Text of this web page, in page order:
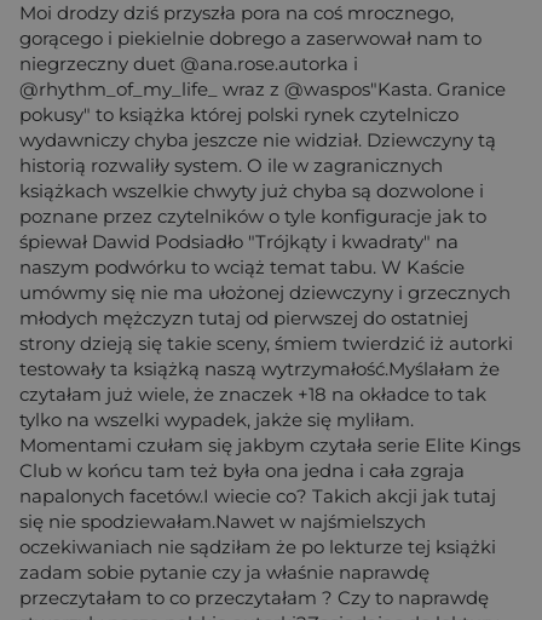
Moi drodzy dziś przyszła pora na coś mrocznego,
gorącego i piekielnie dobrego a zaserwował nam to
niegrzeczny duet @ana.rose.autorka i
@rhythm_of_my_life_ wraz z @waspos"Kasta. Granice
pokusy" to książka której polski rynek czytelniczo
wydawniczy chyba jeszcze nie widział. Dziewczyny tą
historią rozwaliły system. O ile w zagranicznych
książkach wszelkie chwyty już chyba są dozwolone i
poznane przez czytelników o tyle konfiguracje jak to
śpiewał Dawid Podsiadło "Trójkąty i kwadraty" na
naszym podwórku to wciąż temat tabu. W Kaście
umówmy się nie ma ułożonej dziewczyny i grzecznych
młodych mężczyzn tutaj od pierwszej do ostatniej
strony dzieją się takie sceny, śmiem twierdzić iż autorki
testowały ta książką naszą wytrzymałość.Myślałam że
czytałam już wiele, że znaczek +18 na okładce to tak
tylko na wszelki wypadek, jakże się myliłam.
Momentami czułam się jakbym czytała serie Elite Kings
Club w końcu tam też była ona jedna i cała zgraja
napalonych facetów.I wiecie co? Takich akcji jak tutaj
się nie spodziewałam.Nawet w najśmielszych
oczekiwaniach nie sądziłam że po lekturze tej książki
zadam sobie pytanie czy ja właśnie naprawdę
przeczytałam to co przeczytałam ? Czy to naprawdę